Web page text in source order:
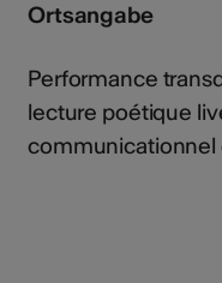
Ortsangabe
Performance
lecture poétique
communicationnel